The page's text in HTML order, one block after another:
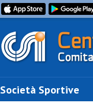
Società Sportive